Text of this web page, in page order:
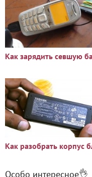
Особо интересное👌